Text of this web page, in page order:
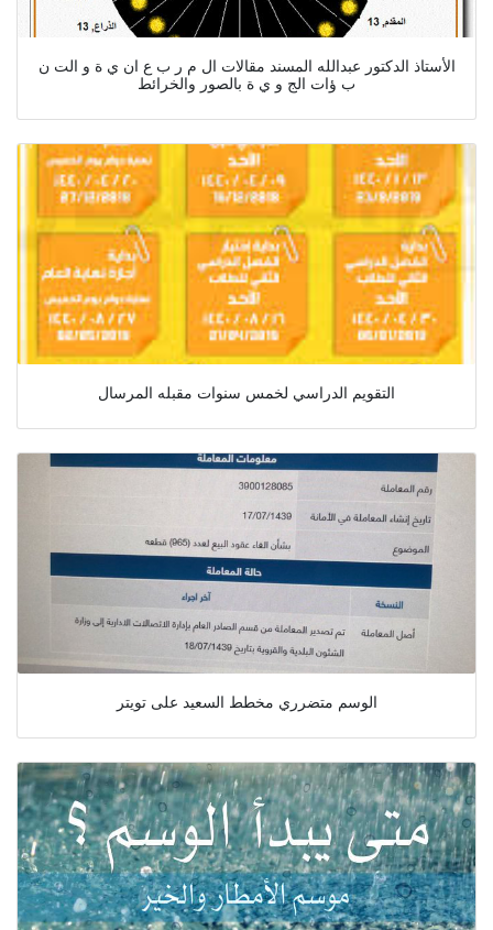
الأستاذ الدكتور عبدالله المسند مقالات ال م ر ب ع ان ي ة و الت ن
ب ؤات الج و ي ة بالصور والخرائط
التقويم الدراسي لخمس سنوات مقبله المرسال
الوسم متضرري مخطط السعيد على تويتر